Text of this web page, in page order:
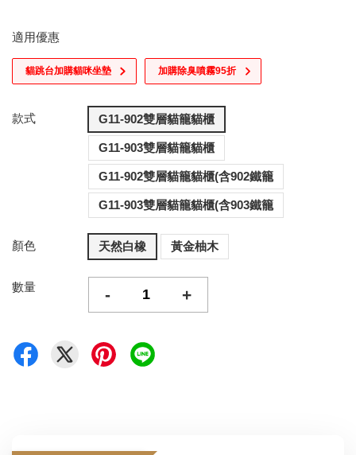
適用優惠
貓跳台加購貓咪坐墊 加購除臭噴霧95折
款式 G11-902雙層貓籠貓櫃
G11-903雙層貓籠貓櫃
G11-902雙層貓籠貓櫃(含902鐵籠
G11-903雙層貓籠貓櫃(含903鐵籠
顏色 天然白橡 黃金柚木
數量 - +